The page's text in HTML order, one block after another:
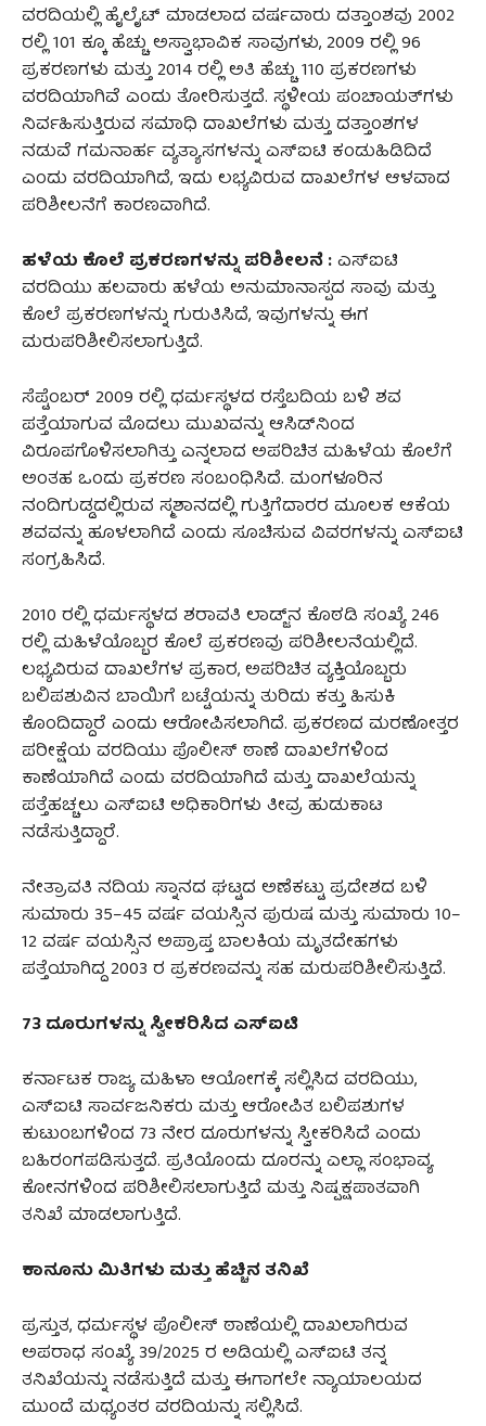
ವರದಿಯಲ್ಲಿ ಹೈಲೈಟ್ ಮಾಡಲಾದ ವರ್ಷವಾರು ದತ್ತಾಂಶವು 2002
ರಲ್ಲಿ 101 ಕ್ಕೂ ಹೆಚ್ಚು ಅಸ್ವಾಭಾವಿಕ ಸಾವುಗಳು, 2009 ರಲ್ಲಿ 96
ಪ್ರಕರಣಗಳು ಮತ್ತು 2014 ರಲ್ಲಿ ಅತಿ ಹೆಚ್ಚು 110 ಪ್ರಕರಣಗಳು
ವರದಿಯಾಗಿವೆ ಎಂದು ತೋರಿಸುತ್ತದೆ. ಸ್ಥಳೀಯ ಪಂಚಾಯತ್‌ಗಳು
ನಿರ್ವಹಿಸುತ್ತಿರುವ ಸಮಾಧಿ ದಾಖಲೆಗಳು ಮತ್ತು ದತ್ತಾಂಶಗಳ
ನಡುವೆ ಗಮನಾರ್ಹ ವ್ಯತ್ಯಾಸಗಳನ್ನು ಎಸ್‌ಐಟಿ ಕಂಡುಹಿಡಿದಿದೆ
ಎಂದು ವರದಿಯಾಗಿದೆ, ಇದು ಲಭ್ಯವಿರುವ ದಾಖಲೆಗಳ ಆಳವಾದ
ಪರಿಶೀಲನೆಗೆ ಕಾರಣವಾಗಿದೆ.
ಹಳೆಯ ಕೊಲೆ ಪ್ರಕರಣಗಳನ್ನು ಪರಿಶೀಲನೆ :ಎಸ್‌ಐಟಿ
ವರದಿಯು ಹಲವಾರು ಹಳೆಯ ಅನುಮಾನಾಸ್ಪದ ಸಾವು ಮತ್ತು
ಕೊಲೆ ಪ್ರಕರಣಗಳನ್ನು ಗುರುತಿಸಿದೆ, ಇವುಗಳನ್ನು ಈಗ
ಮರುಪರಿಶೀಲಿಸಲಾಗುತ್ತಿದೆ.
ಸೆಪ್ಟೆಂಬರ್ 2009 ರಲ್ಲಿ ಧರ್ಮಸ್ಥಳದ ರಸ್ತೆಬದಿಯ ಬಳಿ ಶವ
ಪತ್ತೆಯಾಗುವ ಮೊದಲು ಮುಖವನ್ನು ಆಸಿಡ್‌ನಿಂದ
ವಿರೂಪಗೊಳಿಸಲಾಗಿತ್ತು ಎನ್ನಲಾದ ಅಪರಿಚಿತ ಮಹಿಳೆಯ ಕೊಲೆಗೆ
ಅಂತಹ ಒಂದು ಪ್ರಕರಣ ಸಂಬಂಧಿಸಿದೆ. ಮಂಗಳೂರಿನ
ನಂದಿಗುಡ್ಡದಲ್ಲಿರುವ ಸ್ಮಶಾನದಲ್ಲಿ ಗುತ್ತಿಗೆದಾರರ ಮೂಲಕ ಆಕೆಯ
ಶವವನ್ನು ಹೂಳಲಾಗಿದೆ ಎಂದು ಸೂಚಿಸುವ ವಿವರಗಳನ್ನು ಎಸ್‌ಐಟಿ
ಸಂಗ್ರಹಿಸಿದೆ.
2010 ರಲ್ಲಿ ಧರ್ಮಸ್ಥಳದ ಶರಾವತಿ ಲಾಡ್ಜ್‌ನ ಕೊಠಡಿ ಸಂಖ್ಯೆ 246
ರಲ್ಲಿ ಮಹಿಳೆಯೊಬ್ಬರ ಕೊಲೆ ಪ್ರಕರಣವು ಪರಿಶೀಲನೆಯಲ್ಲಿದೆ.
ಲಭ್ಯವಿರುವ ದಾಖಲೆಗಳ ಪ್ರಕಾರ, ಅಪರಿಚಿತ ವ್ಯಕ್ತಿಯೊಬ್ಬರು
ಬಲಿಪಶುವಿನ ಬಾಯಿಗೆ ಬಟ್ಟೆಯನ್ನು ತುರಿದು ಕತ್ತು ಹಿಸುಕಿ
ಕೊಂದಿದ್ದಾರೆ ಎಂದು ಆರೋಪಿಸಲಾಗಿದೆ. ಪ್ರಕರಣದ ಮರಣೋತ್ತರ
ಪರೀಕ್ಷೆಯ ವರದಿಯು ಪೊಲೀಸ್ ಠಾಣೆ ದಾಖಲೆಗಳಿಂದ
ಕಾಣೆಯಾಗಿದೆ ಎಂದು ವರದಿಯಾಗಿದೆ ಮತ್ತು ದಾಖಲೆಯನ್ನು
ಪತ್ತೆಹಚ್ಚಲು ಎಸ್‌ಐಟಿ ಅಧಿಕಾರಿಗಳು ತೀವ್ರ ಹುಡುಕಾಟ
ನಡೆಸುತ್ತಿದ್ದಾರೆ.
ನೇತ್ರಾವತಿ ನದಿಯ ಸ್ನಾನದ ಘಟ್ಟದ ​​ಅಣೆಕಟ್ಟು ಪ್ರದೇಶದ ಬಳಿ
ಸುಮಾರು 35–45 ವರ್ಷ ವಯಸ್ಸಿನ ಪುರುಷ ಮತ್ತು ಸುಮಾರು 10–
12 ವರ್ಷ ವಯಸ್ಸಿನ ಅಪ್ರಾಪ್ತ ಬಾಲಕಿಯ ಮೃತದೇಹಗಳು
ಪತ್ತೆಯಾಗಿದ್ದ 2003 ರ ಪ್ರಕರಣವನ್ನು ಸಹ ಮರುಪರಿಶೀಲಿಸುತ್ತಿದೆ.
73 ದೂರುಗಳನ್ನು ಸ್ವೀಕರಿಸಿದ ಎಸ್‌ಐಟಿ
ಕರ್ನಾಟಕ ರಾಜ್ಯ ಮಹಿಳಾ ಆಯೋಗಕ್ಕೆ ಸಲ್ಲಿಸಿದ ವರದಿಯು,
ಎಸ್ಐಟಿ ಸಾರ್ವಜನಿಕರು ಮತ್ತು ಆರೋಪಿತ ಬಲಿಪಶುಗಳ
ಕುಟುಂಬಗಳಿಂದ 73 ನೇರ ದೂರುಗಳನ್ನು ಸ್ವೀಕರಿಸಿದೆ ಎಂದು
ಬಹಿರಂಗಪಡಿಸುತ್ತದೆ. ಪ್ರತಿಯೊಂದು ದೂರನ್ನು ಎಲ್ಲಾ ಸಂಭಾವ್ಯ
ಕೋನಗಳಿಂದ ಪರಿಶೀಲಿಸಲಾಗುತ್ತಿದೆ ಮತ್ತು ನಿಷ್ಪಕ್ಷಪಾತವಾಗಿ
ತನಿಖೆ ಮಾಡಲಾಗುತ್ತಿದೆ.
ಕಾನೂನು ಮಿತಿಗಳು ಮತ್ತು ಹೆಚ್ಚಿನ ತನಿಖೆ
ಪ್ರಸ್ತುತ, ಧರ್ಮಸ್ಥಳ ಪೊಲೀಸ್ ಠಾಣೆಯಲ್ಲಿ ದಾಖಲಾಗಿರುವ
ಅಪರಾಧ ಸಂಖ್ಯೆ 39/2025 ರ ಅಡಿಯಲ್ಲಿ ಎಸ್‌ಐಟಿ ತನ್ನ
ತನಿಖೆಯನ್ನು ನಡೆಸುತ್ತಿದೆ ಮತ್ತು ಈಗಾಗಲೇ ನ್ಯಾಯಾಲಯದ
ಮುಂದೆ ಮಧ್ಯಂತರ ವರದಿಯನ್ನು ಸಲ್ಲಿಸಿದೆ.